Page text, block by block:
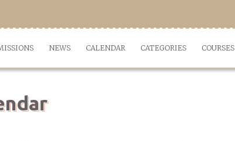
NEWS CALENDAR CATEGORIES COURSES